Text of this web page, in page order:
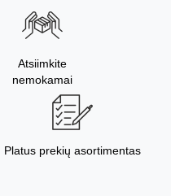
Atsiimkite
nemokamai
Platus prekių asortimentas